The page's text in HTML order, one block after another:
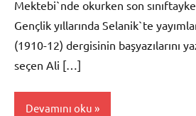
Mektebi`nde okurken son
Gençlik yıllarında Selanik`te
(1910-12) dergisinin başyazılarını
seçen Ali […]
Devamını oku